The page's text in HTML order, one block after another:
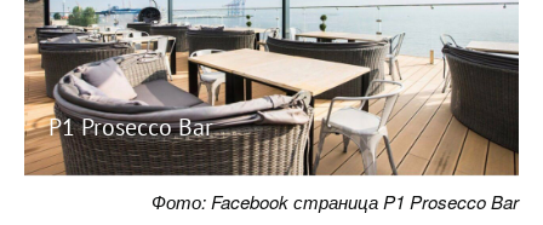
P1 Prosecco Bar
Фото: Facebook страница P1 Prosecco Bar